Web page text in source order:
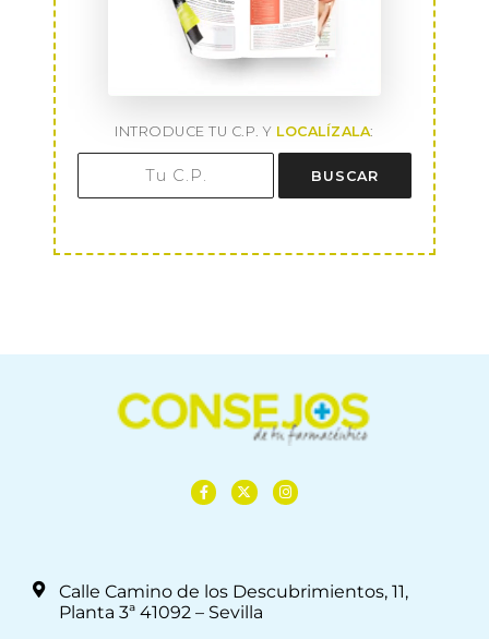
INTRODUCE TU C.P. Y LOCALÍZALA:
BUSCAR
Calle Camino de los Descubrimientos, 11,
Planta 3ª 41092 – Sevilla